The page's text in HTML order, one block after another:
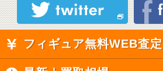
フィギュア無料WEB査定